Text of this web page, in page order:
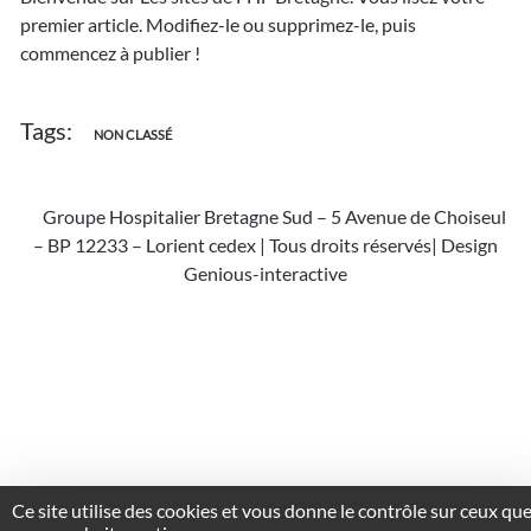
monde !
premier article. Modifiez-le ou supprimez-le, puis
commencez à publier !
Tags: NON CLASSÉ
Groupe Hospitalier Bretagne Sud – 5 Avenue de Choiseul
– BP 12233 – Lorient cedex | Tous droits réservés| Design
Genious-interactive
Ce site utilise des cookies et vous donne le contrôle sur ceux que